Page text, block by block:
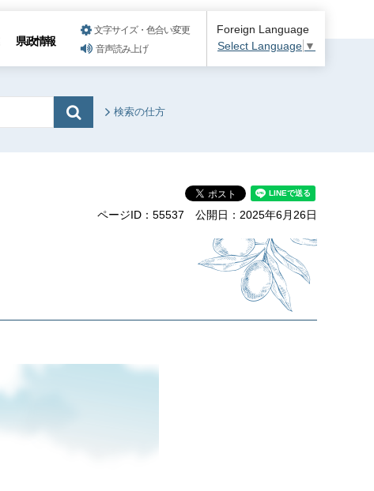
県政情報
文字サイズ・色合い変更
音声読み上げ
Foreign Language
Select Language ▼
検索の仕方
ページID：55537 公開日：2025年6月26日